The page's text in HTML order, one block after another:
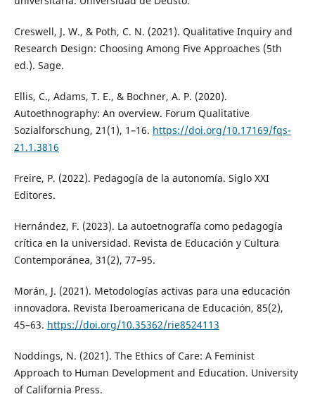
Creswell, J. W., & Poth, C. N. (2021). Qualitative Inquiry and
Research Design: Choosing Among Five Approaches (5th
ed.). Sage.
Ellis, C., Adams, T. E., & Bochner, A. P. (2020).
Autoethnography: An overview. Forum Qualitative
Sozialforschung, 21(1), 1–16. https://doi.org/10.17169/fqs-
21.1.3816
Freire, P. (2022). Pedagogía de la autonomía. Siglo XXI
Editores.
Hernández, F. (2023). La autoetnografía como pedagogía
crítica en la universidad. Revista de Educación y Cultura
Contemporánea, 31(2), 77–95.
Morán, J. (2021). Metodologías activas para una educación
innovadora. Revista Iberoamericana de Educación, 85(2),
45–63. https://doi.org/10.35362/rie8524113
Noddings, N. (2021). The Ethics of Care: A Feminist
Approach to Human Development and Education. University
of California Press.